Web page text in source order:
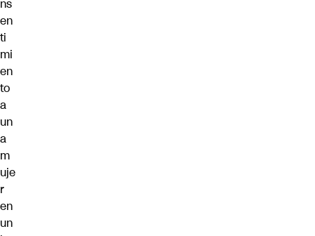
ns
en
ti
mi
en
to
a
un
a
m
uje
r
en
un